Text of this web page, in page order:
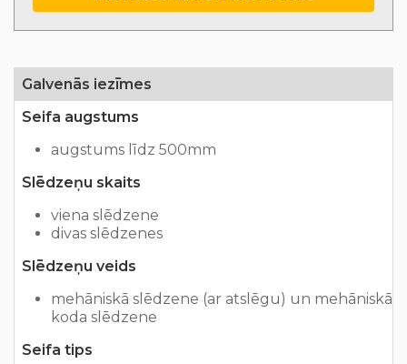
Galvenās iezīmes
Seifa augstums
augstums līdz 500mm
Slēdzeņu skaits
viena slēdzene
divas slēdzenes
Slēdzeņu veids
mehāniskā slēdzene (ar atslēgu) un mehāniskā
koda slēdzene
Seifa tips